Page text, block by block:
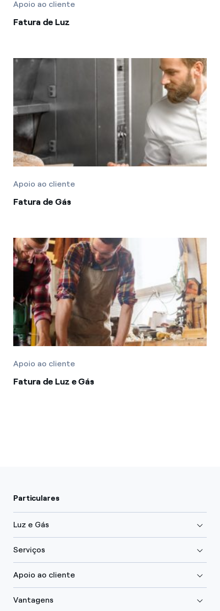
Apoio ao cliente
Fatura de Luz
Apoio ao cliente
Fatura de Gás
Apoio ao cliente
Fatura de Luz e Gás
Particulares
Luz e Gás
Serviços
Apoio ao cliente
Vantagens